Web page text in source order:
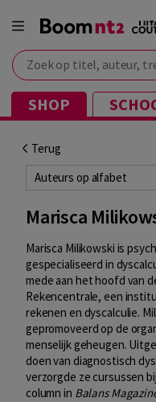
Zoek op titel, auteur,
SHOP
Terug
Auteurs op alfabet
Marisca
Marisca Milikowski is
gespecialiseerd in
mede aan het hoofd van
Rekencentrale, een
rekenen en dyscalculie.
gepromoveerd op de
menselijk geheugen.
doen van diagnostisch
verzorgde ze cursussen
column in Balans